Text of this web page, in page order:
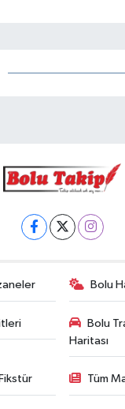
Bolu
Bolu
Haritası
Tüm